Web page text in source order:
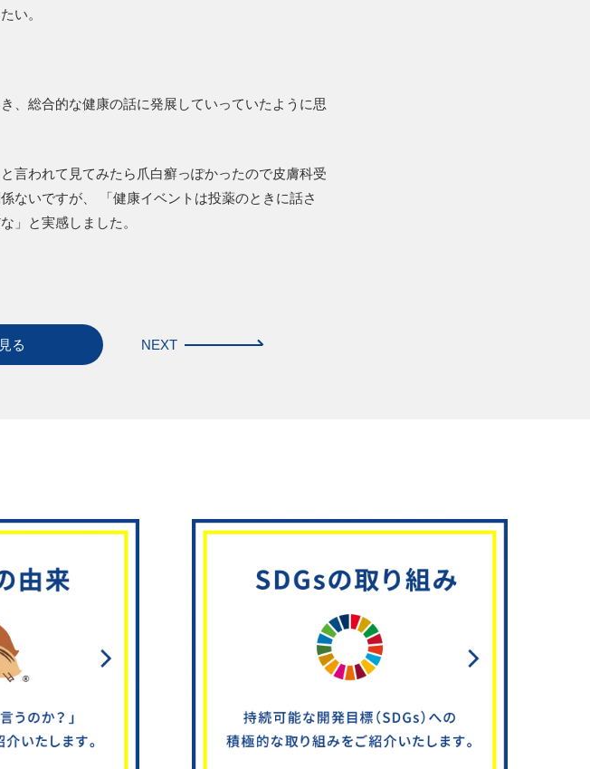
い。
、総合的な健康の話に発展していっていたように思
言われて見てみたら爪白癬っぽかったので皮膚科受
ないですが、 「健康イベントは投薬のときに話さ
」と実感しました。
る NEXT